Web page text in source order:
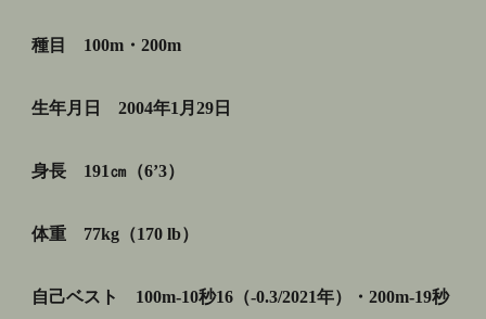
種目 100m・200m
生年月日 2004年1月29日
身長 191㎝（6’3）
体重 77kg（170 lb）
自己ベスト 100m-10秒16（-0.3/2021年）・200m-19秒